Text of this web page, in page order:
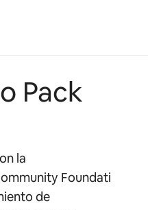
Pack
la
Foundati
de